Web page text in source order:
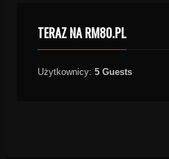
TERAZ NA RM80.PL
Użytkownicy: 5 Guests